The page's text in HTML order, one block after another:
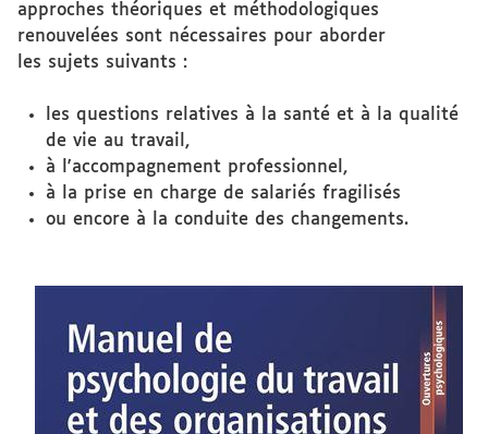
approches théoriques et méthodologiques
renouvelées sont nécessaires pour aborder
les sujets suivants :
les questions relatives à la santé et à la qualité
de vie au travail,
à l'accompagnement professionnel,
à la prise en charge de salariés fragilisés
ou encore à la conduite des changements.